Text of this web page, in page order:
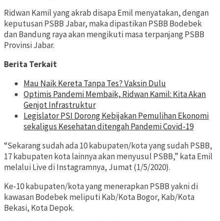
Ridwan Kamil yang akrab disapa Emil menyatakan, dengan
keputusan PSBB Jabar, maka dipastikan PSBB Bodebek
dan Bandung raya akan mengikuti masa terpanjang PSBB
Provinsi Jabar.
Berita Terkait
Mau Naik Kereta Tanpa Tes? Vaksin Dulu
Optimis Pandemi Membaik, Ridwan Kamil: Kita Akan
Genjot Infrastruktur
Legislator PSI Dorong Kebijakan Pemulihan Ekonomi
sekaligus Kesehatan ditengah Pandemi Covid-19
“Sekarang sudah ada 10 kabupaten/kota yang sudah PSBB,
17 kabupaten kota lainnya akan menyusul PSBB,” kata Emil
melalui Live di Instagramnya, Jumat (1/5/2020).
Ke-10 kabupaten/kota yang menerapkan PSBB yakni di
kawasan Bodebek meliputi Kab/Kota Bogor, Kab/Kota
Bekasi, Kota Depok.